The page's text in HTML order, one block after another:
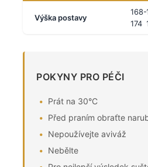
Výška postavy
168-
174
POKYNY PRO PÉČI
Prát na 30°C
Před praním obraťte
Nepoužívejte aviváž
Nebělte